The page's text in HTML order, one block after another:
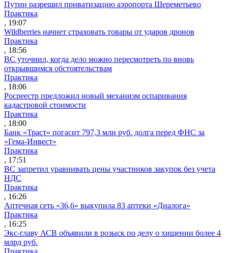
Путин разрешил приватизацию аэропорта Шереметьево
Практика
, 19:07
Wildberries начнет страховать товары от ударов дронов
Практика
, 18:56
ВС уточнил, когда дело можно пересмотреть по вновь
открывшимся обстоятельствам
Практика
, 18:06
Росреестр предложил новый механизм оспаривания
кадастровой стоимости
Практика
, 18:00
Банк «Траст» погасит 797,3 млн руб. долга перед ФНС за
«Гема-Инвест»
Практика
, 17:51
ВС запретил уравнивать цены участников закупок без учета
НДС
Практика
, 16:26
Аптечная сеть «36,6» выкупила 83 аптеки «Диалога»
Практика
, 16:25
Экс-главу АСВ объявили в розыск по делу о хищении более 4
млрд руб.
Практика